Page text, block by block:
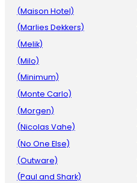
(Maison Hotel)
(Marlies Dekkers)
(Melik)
(Milo)
(Minimum)
(Monte Carlo)
(Morgen)
(Nicolas Vahe)
(No One Else)
(Outware)
(Paul and Shark)